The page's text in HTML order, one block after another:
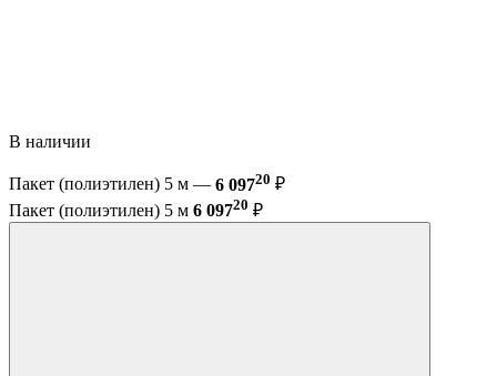
В наличии
Пакет (полиэтилен) 5 м — 6 09720 ₽
Пакет (полиэтилен) 5 м 6 09720 ₽